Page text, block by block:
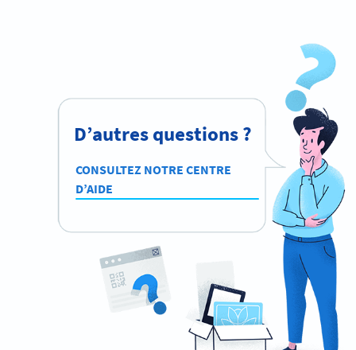
D’autres questions ?
CONSULTEZ NOTRE CENTRE
D’AIDE